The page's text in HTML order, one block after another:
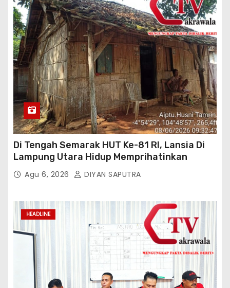
Di Tengah Semarak HUT Ke-81 RI, Lansia Di
Lampung Utara Hidup Memprihatinkan
Agu 6, 2026 DIYAN SAPUTRA
HEADLINE